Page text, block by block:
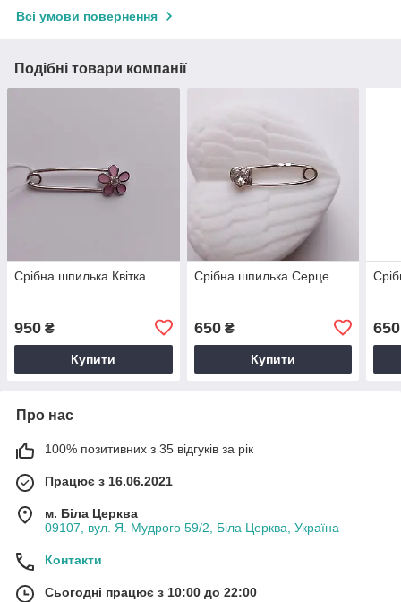
Всі умови повернення
Подібні товари компанії
Срібна шпилька Квітка
950 ₴
Купити
Срібна шпилька Серце
650₴
Купити
650
Про нас
100% позитивних з 35 відгуків за рік
Працює з 16.06.2021
м. Біла Церква
09107, вул. Я. Мудрого 59/2, Біла Церква, Україна
Контакти
Сьогодні працює з 10:00 до 22:00